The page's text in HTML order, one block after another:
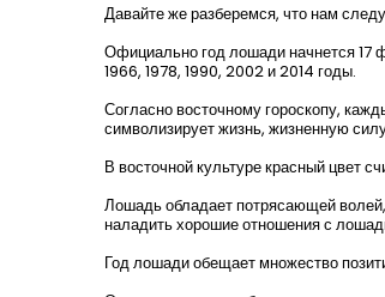
Давайте же разберемся, что нам
Официально год лошади начнется 17
1966, 1978, 1990, 2002 и 2014 годы.
Согласно восточному гороскопу,
символизирует жизнь, жизненную
В восточной культуре красный цвет
Лошадь обладает потрясающей
наладить хорошие отношения с
Год лошади обещает множество